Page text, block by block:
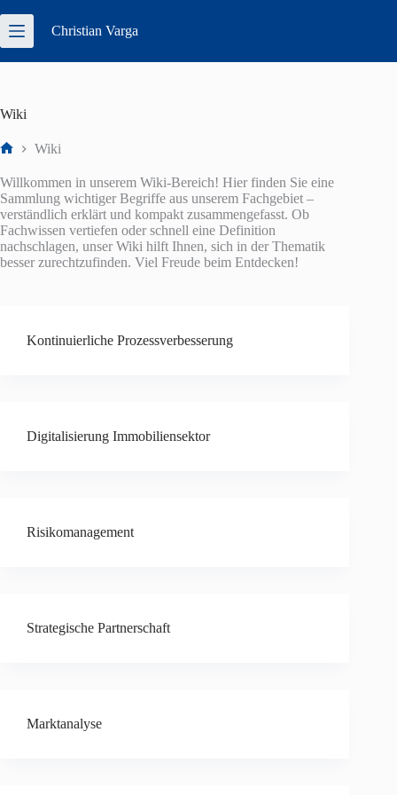
Inhalt
springen
Christian Varga
Wiki
Wiki
Willkommen in unserem Wiki-Bereich! Hier finden Sie eine
Sammlung wichtiger Begriffe aus unserem Fachgebiet –
verständlich erklärt und kompakt zusammengefasst. Ob
Fachwissen vertiefen oder schnell eine Definition
nachschlagen, unser Wiki hilft Ihnen, sich in der Thematik
besser zurechtzufinden. Viel Freude beim Entdecken!
Kontinuierliche Prozessverbesserung
Digitalisierung Immobiliensektor
Risikomanagement
Strategische Partnerschaft
Marktanalyse